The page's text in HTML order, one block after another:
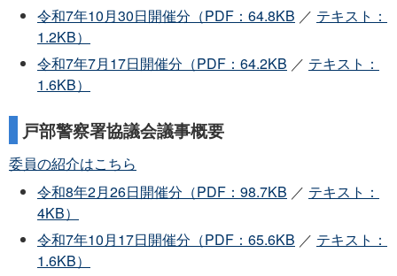
令和7年10月30日開催分（PDF：64.8KB ／ テキスト：
1.2KB）
令和7年7月17日開催分（PDF：64.2KB ／ テキスト：
1.6KB）
戸部警察署協議会議事概要
委員の紹介はこちら
令和8年2月26日開催分（PDF：98.7KB ／ テキスト：
4KB）
令和7年10月17日開催分（PDF：65.6KB ／ テキスト：
1.6KB）